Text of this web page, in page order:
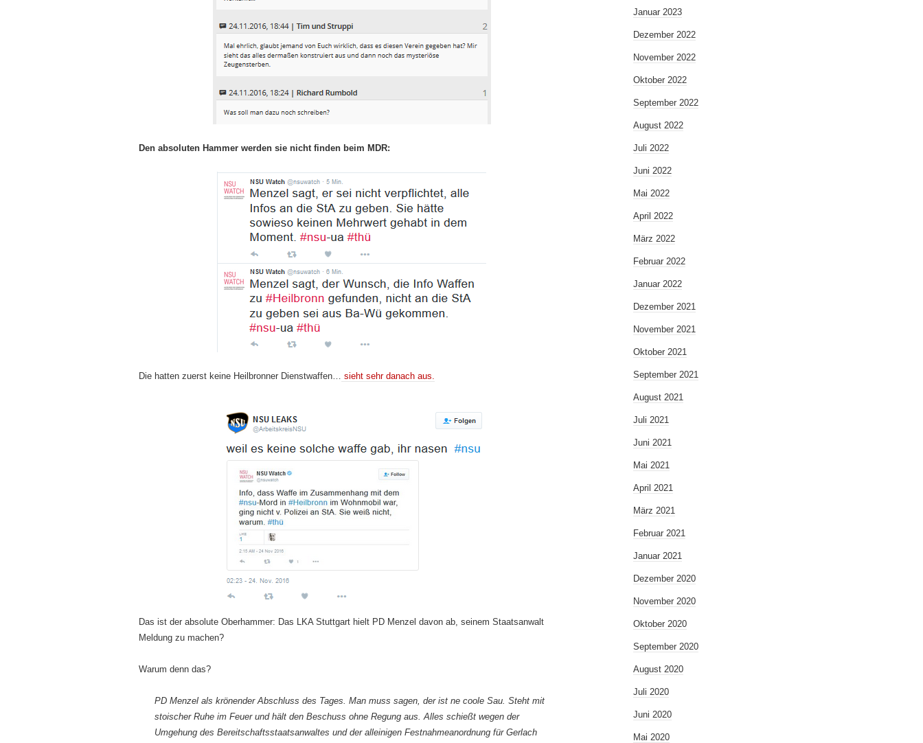
Den absoluten Hammer werden sie nicht finden beim MDR:
Die hatten zuerst keine Heilbronner Dienstwaffen… sieht sehr danach aus.
Das ist der absolute Oberhammer: Das LKA Stuttgart hielt PD Menzel davon ab, seinem Staatsanwalt
Meldung zu machen?
Warum denn das?
PD Menzel als krönender Abschluss des Tages. Man muss sagen, der ist ne coole Sau. Steht mit
stoischer Ruhe im Feuer und hält den Beschuss ohne Regung aus. Alles schießt wegen der
Umgehung des Bereitschaftsstaatsanwaltes und der alleinigen Festnahmeanordnung für Gerlach
Januar 2023
Dezember 2022
November 2022
Oktober 2022
September 2022
August 2022
Juli 2022
Juni 2022
Mai 2022
April 2022
März 2022
Februar 2022
Januar 2022
Dezember 2021
November 2021
Oktober 2021
September 2021
August 2021
Juli 2021
Juni 2021
Mai 2021
April 2021
März 2021
Februar 2021
Januar 2021
Dezember 2020
November 2020
Oktober 2020
September 2020
August 2020
Juli 2020
Juni 2020
Mai 2020